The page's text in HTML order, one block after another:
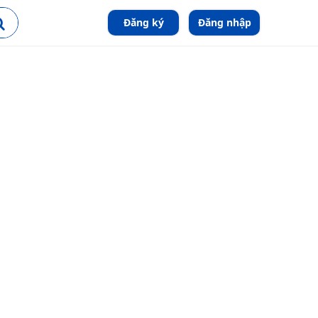
Đăng ký Đăng nhập